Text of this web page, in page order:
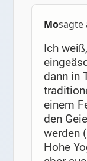
Mosagte
Ich
dann in
einem
den
werden
Hohe